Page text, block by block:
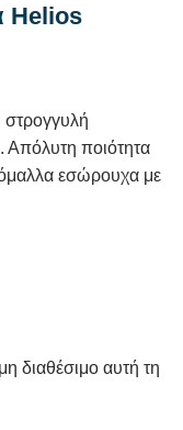
Helios
στρογγυλή
Απόλυτη ποιότητα
εσώρουχα με
διαθέσιμο αυτή τη